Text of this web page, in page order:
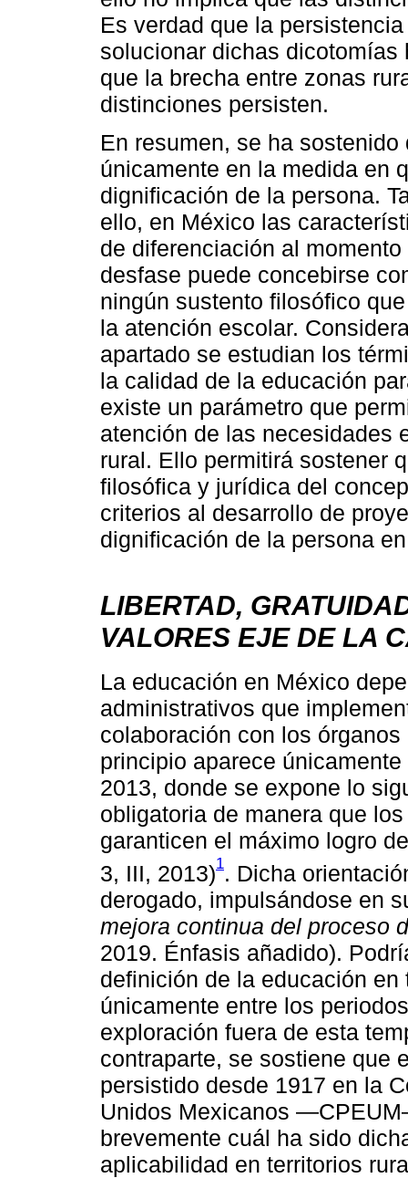
Es verdad que la
solucionar dichas dicotomías
que la brecha entre zonas
distinciones persisten.
En resumen, se ha
únicamente en la medida en
dignificación de la persona.
ello, en México las
de diferenciación al
desfase puede concebirse
ningún sustento filosófico
la atención escolar.
apartado se estudian los
la calidad de la educación
existe un parámetro que
atención de las necesidades
rural. Ello permitirá sostener
filosófica y jurídica del
criterios al desarrollo de
dignificación de la persona
LIBERTAD,
VALORES EJE DE LA
La educación en México
administrativos que
colaboración con los
principio aparece
2013, donde se expone lo
obligatoria de manera que
garanticen el máximo logro
3, III, 2013)1. Dicha
derogado, impulsándose en
mejora continua del proceso
2019. Énfasis añadido).
definición de la educación
únicamente entre los
exploración fuera de esta
contraparte, se sostiene que
persistido desde 1917 en la
Unidos Mexicanos
brevemente cuál ha sido
aplicabilidad en territorios